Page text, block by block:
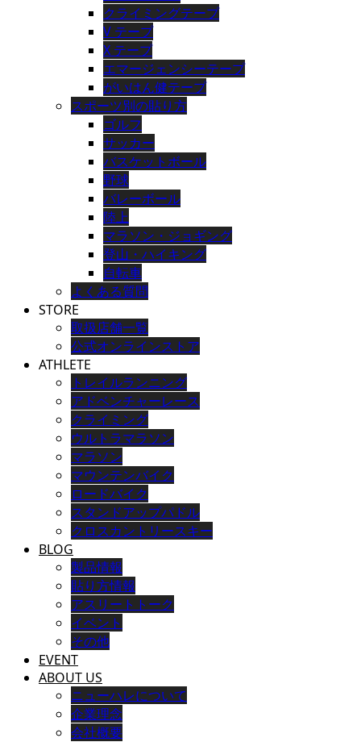
クライミングテープ
V テープ
X テープ
エマージェンシーテープ
がいはん健テープ
スポーツ別の貼り方
ゴルフ
サッカー
バスケットボール
野球
バレーボール
陸上
マラソン・ジョギング
登山・ハイキング
自転車
よくある質問
STORE
取扱店舗一覧
公式オンラインストア
ATHLETE
トレイルランニング
アドベンチャーレース
クライミング
ウルトラマラソン
マラソン
マウンテンバイク
ロードバイク
スタンドアップパドル
クロスカントリースキー
BLOG
製品情報
貼り方情報
アスリートトーク
イベント
その他
EVENT
ABOUT US
ニューハレについて
企業理念
会社概要